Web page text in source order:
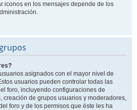
iconos en los mensajes depende de los
asignados con el mayor nivel de
usuarios pueden controlar todas las
foro, incluyendo configuraciones de
creación de grupos usuarios y moderadores,
foro y de los permisos que éste les ha